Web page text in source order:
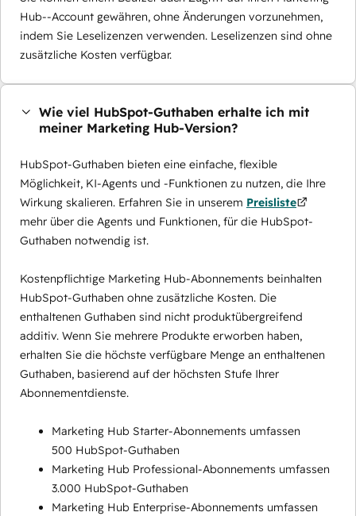
Hub--Account gewähren, ohne Änderungen vorzunehmen,
indem Sie Leselizenzen verwenden. Leselizenzen sind ohne
zusätzliche Kosten verfügbar.
Wie viel HubSpot-Guthaben erhalte ich mit
meiner Marketing Hub-Version?
HubSpot-Guthaben bieten eine einfache, flexible
Möglichkeit, KI-Agents und -Funktionen zu nutzen, die Ihre
Wirkung skalieren. Erfahren Sie in unserem Preisliste
mehr über die Agents und Funktionen, für die HubSpot-
Guthaben notwendig ist.
Kostenpflichtige Marketing Hub-Abonnements beinhalten
HubSpot-Guthaben ohne zusätzliche Kosten. Die
enthaltenen Guthaben sind nicht produktübergreifend
additiv. Wenn Sie mehrere Produkte erworben haben,
erhalten Sie die höchste verfügbare Menge an enthaltenen
Guthaben, basierend auf der höchsten Stufe Ihrer
Abonnementdienste.
Marketing Hub Starter-Abonnements umfassen
500 HubSpot-Guthaben
Marketing Hub Professional-Abonnements umfassen
3.000 HubSpot-Guthaben
Marketing Hub Enterprise-Abonnements umfassen